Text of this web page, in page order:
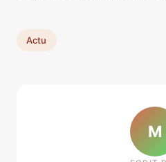
Actu
M